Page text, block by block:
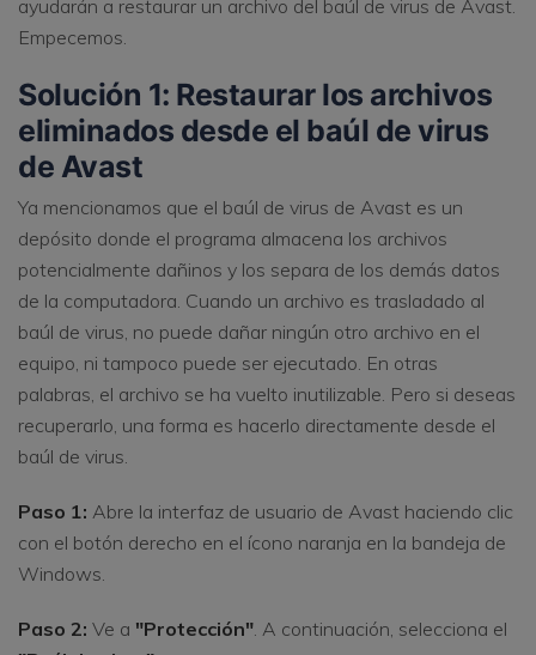
ayudarán a restaurar un archivo del baúl de virus de Avast.
Empecemos.
Solución 1: Restaurar los archivos
eliminados desde el baúl de virus
de Avast
Ya mencionamos que el baúl de virus de Avast es un
depósito donde el programa almacena los archivos
potencialmente dañinos y los separa de los demás datos
de la computadora. Cuando un archivo es trasladado al
baúl de virus, no puede dañar ningún otro archivo en el
equipo, ni tampoco puede ser ejecutado. En otras
palabras, el archivo se ha vuelto inutilizable. Pero si deseas
recuperarlo, una forma es hacerlo directamente desde el
baúl de virus.
Paso 1: Abre la interfaz de usuario de Avast haciendo clic
con el botón derecho en el ícono naranja en la bandeja de
Windows.
Paso 2: Ve a "Protección". A continuación, selecciona el